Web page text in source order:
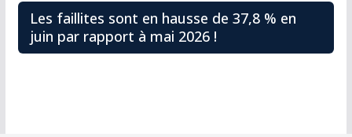
Les faillites sont en hausse de 37,8 % en
juin par rapport à mai 2026 !